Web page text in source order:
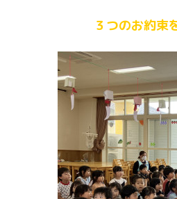
３つのお約束